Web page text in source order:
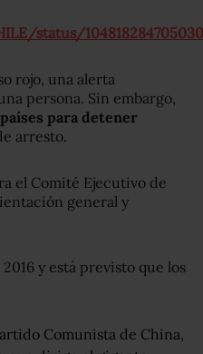
status/
rojo, una alerta
persona. Sin embargo,
para detener
arresto.
el Comité Ejecutivo de
general y
y está previsto que los
Comunista de China,